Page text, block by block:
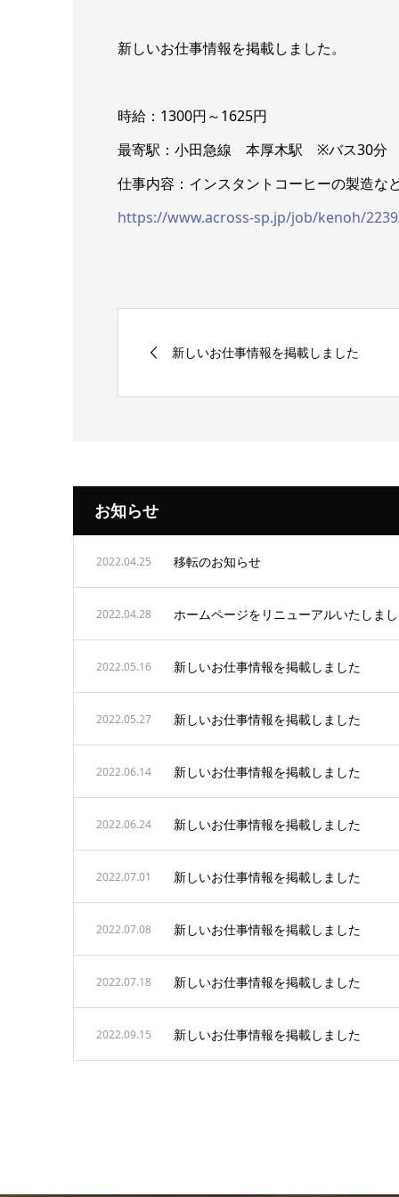
新しいお仕事情報を掲載しました。
時給：1300円～1625円
最寄駅：小田急線 本厚木駅 ※バス30分
仕事内容：インスタントコーヒーの製造な
https://www.across-sp.jp/job/kenoh/
新しいお仕事情報を掲載しました
お知らせ
2022.04.25 移転のお知らせ
2022.04.28 ホームページをリニューアルいたしま
2022.05.16 新しいお仕事情報を掲載しました
2022.05.27 新しいお仕事情報を掲載しました
2022.06.14 新しいお仕事情報を掲載しました
2022.06.24 新しいお仕事情報を掲載しました
2022.07.01 新しいお仕事情報を掲載しました
2022.07.08 新しいお仕事情報を掲載しました
2022.07.18 新しいお仕事情報を掲載しました
2022.09.15 新しいお仕事情報を掲載しました